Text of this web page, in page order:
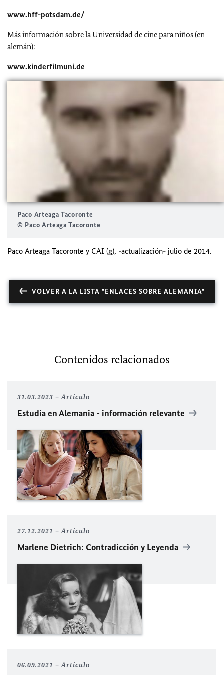
www.hff-potsdam.de/
Más información sobre la Universidad de cine para niños (en
alemán):
www.kinderfilmuni.de
Paco Arteaga Tacoronte
© Paco Arteaga Tacoronte
Paco Arteaga Tacoronte y CAI (g), -actualización- julio de 2014.
VOLVER A LA LISTA "ENLACES SOBRE ALEMANIA"
Contenidos relacionados
31.03.2023 Artículo
Estudia en Alemania - información relevante
27.12.2021 Artículo
Marlene Dietrich: Contradicción y Leyenda
06.09.2021 Artículo